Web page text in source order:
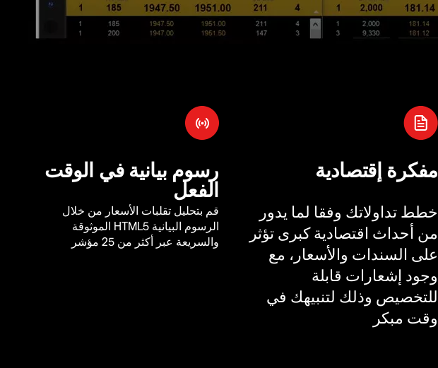
مفكرة إقتصادية
خطط تداولاتك وفقا لما يدور
من أحداث اقتصادية كبرى تؤثر
على السندات والأسعار، مع
وجود إشعارات قابلة
للتخصيص وذلك لتنبيهك في
وقت مبكر
رسوم بيانية في الوقت
الفعل
قم بتحليل تقلبات الأسعار من خلال
الرسوم البيانية HTML5 الموثوقة
والسريعة عبر أكثر من 25 مؤشر